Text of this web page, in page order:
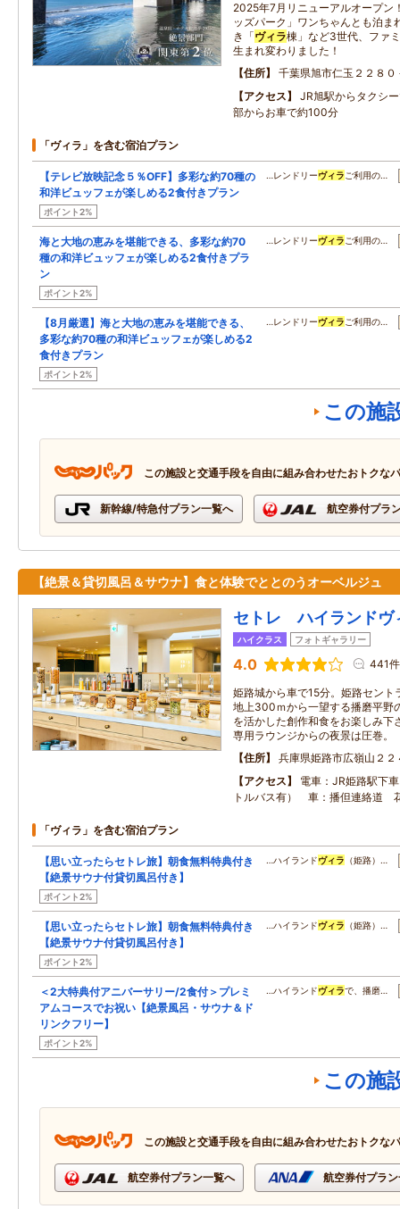
2025年7月リニューアルオープン
ッズパーク」ワンちゃんとも泊ま
き「ヴィラ棟」など3世代、ファ
生まれ変わりました！
住所
千葉県旭市仁玉２２８０
アクセス
JR旭駅からタクシ
部からお車で約100分
「ヴィラ」を含む宿泊プラン
【テレビ放映記念５％OFF】多彩な約70種の
和洋ビュッフェが楽しめる2食付きプラン
ポイント2%
…レンドリーヴィラ ご利用の…
海と大地の恵みを堪能できる、多彩な約70
種の和洋ビュッフェが楽しめる2食付きプラ
ン
ポイント2%
…レンドリーヴィラ ご利用の…
【8月厳選】海と大地の恵みを堪能できる、
多彩な約70種の和洋ビュッフェが楽しめる2
食付きプラン
ポイント2%
…レンドリーヴィラ ご利用の…
この施
この施設と交通手段を自由に組み合わせたおトクな
新幹線/特急付プラン一覧へ 航空券付プラ
【絶景＆貸切風呂＆サウナ】食と体験でととのうオーベルジュ
セトレ ハイランドヴ
ハイクラス フォトギャラリー
4.0 441件
姫路城から車で15分。姫路セン
地上300ｍから一望する播磨平野
を活かした創作和食をお楽しみ下
専用ラウンジからの夜景は圧巻。
住所
兵庫県姫路市広嶺山２２
アクセス
電車：JR姫路駅下
トルバス有） 車：播但連絡道
「ヴィラ」を含む宿泊プラン
【思い立ったらセトレ旅】朝食無料特典付き
【絶景サウナ付貸切風呂付き】
ポイント2%
…ハイランドヴィラ （姫路）…
【思い立ったらセトレ旅】朝食無料特典付き
【絶景サウナ付貸切風呂付き】
ポイント2%
…ハイランドヴィラ （姫路）…
＜2大特典付アニバーサリー/2食付＞プレミ
アムコースでお祝い【絶景風呂・サウナ＆ド
リンクフリー】
ポイント2%
…ハイランドヴィラで、播磨…
この施
この施設と交通手段を自由に組み合わせたおトクな
航空券付プラン一覧へ 航空券付プラ